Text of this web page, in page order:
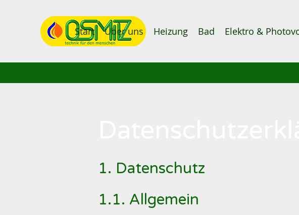
Start Über uns Heizung Bad Elektro &
1. Datenschutz
1.1. Allgemein